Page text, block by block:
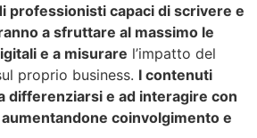
professionisti capaci di scrivere e
a sfruttare al massimo le
e a misurare l’impatto del
proprio business. I contenuti
differenziarsi e ad interagire con
coinvolgimento e